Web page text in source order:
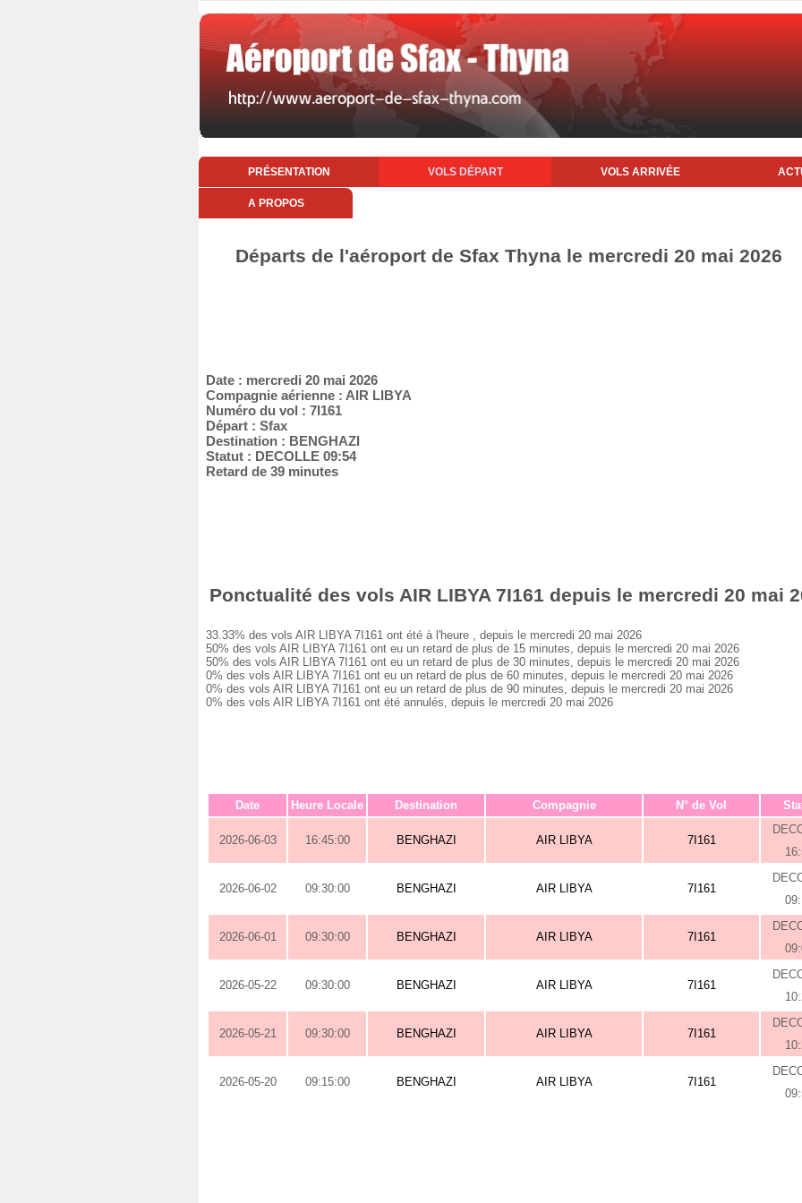
PRÉSENTATION VOLS DÉPART VOLS ARRIVÉE
A PROPOS
Départs de l'aéroport de Sfax Thyna le mercredi 20 mai 2026
Date : mercredi 20 mai 2026
Compagnie aérienne : AIR LIBYA
Numéro du vol : 7I161
Départ : Sfax
Destination : BENGHAZI
Statut : DECOLLE 09:54
Retard de 39 minutes
Ponctualité des vols AIR LIBYA 7I161 depuis le mercredi 20 mai
33.33% des vols AIR LIBYA 7I161 ont été à l'heure , depuis le mercredi 20 mai 2026
50% des vols AIR LIBYA 7I161 ont eu un retard de plus de 15 minutes, depuis le mercredi 20 mai 2026
50% des vols AIR LIBYA 7I161 ont eu un retard de plus de 30 minutes, depuis le mercredi 20 mai 2026
0% des vols AIR LIBYA 7I161 ont eu un retard de plus de 60 minutes, depuis le mercredi 20 mai 2026
0% des vols AIR LIBYA 7I161 ont eu un retard de plus de 90 minutes, depuis le mercredi 20 mai 2026
0% des vols AIR LIBYA 7I161 ont été annulés, depuis le mercredi 20 mai 2026
Date Heure Locale Destination Compagnie N° de Vol
2026-06-03 16:45:00 BENGHAZI AIR LIBYA 7I161
2026-06-02 09:30:00 BENGHAZI AIR LIBYA 7I161
2026-06-01 09:30:00 BENGHAZI AIR LIBYA 7I161
2026-05-22 09:30:00 BENGHAZI AIR LIBYA 7I161
2026-05-21 09:30:00 BENGHAZI AIR LIBYA 7I161
2026-05-20 09:15:00 BENGHAZI AIR LIBYA 7I161